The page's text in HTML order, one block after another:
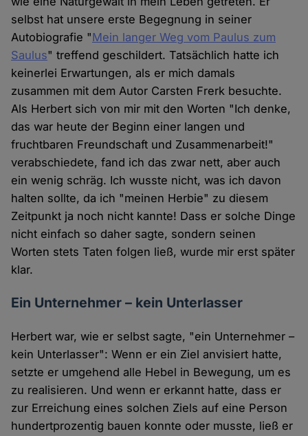
selbst hat unsere erste Begegnung in seiner
Autobiografie "Mein langer Weg vom Paulus zum
Saulus" treffend geschildert. Tatsächlich hatte ich
keinerlei Erwartungen, als er mich damals
zusammen mit dem Autor Carsten Frerk besuchte.
Als Herbert sich von mir mit den Worten "Ich denke,
das war heute der Beginn einer langen und
fruchtbaren Freundschaft und Zusammenarbeit!"
verabschiedete, fand ich das zwar nett, aber auch
ein wenig schräg. Ich wusste nicht, was ich davon
halten sollte, da ich "meinen Herbie" zu diesem
Zeitpunkt ja noch nicht kannte! Dass er solche Dinge
nicht einfach so daher sagte, sondern seinen
Worten stets Taten folgen ließ, wurde mir erst später
klar.
Ein Unternehmer – kein Unterlasser
Herbert war, wie er selbst sagte, "ein Unternehmer –
kein Unterlasser": Wenn er ein Ziel anvisiert hatte,
setzte er umgehend alle Hebel in Bewegung, um es
zu realisieren. Und wenn er erkannt hatte, dass er
zur Erreichung eines solchen Ziels auf eine Person
hundertprozentig bauen konnte oder musste, ließ er